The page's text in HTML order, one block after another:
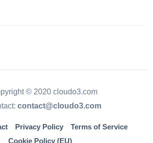
© 2020 cloudo3.com
contact@cloudo3.com
Privacy Policy
Terms of Service
Cookie Policy (EU)